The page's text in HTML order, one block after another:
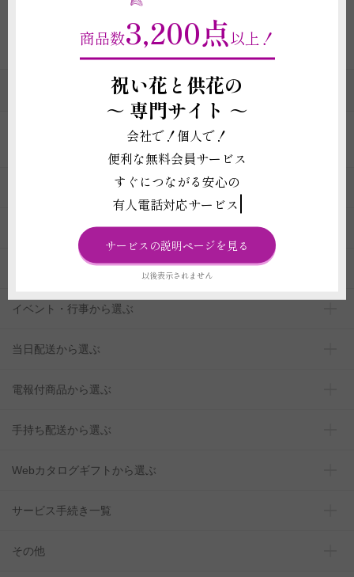
（旧）フラワーギフトのカテゴリの一覧
贈る目的から選ぶ
イベント・行事から選ぶ
当日配送から選ぶ
電報付商品から選ぶ
手持ち配送から選ぶ
Webカタログギフトから選ぶ
サービス手続き一覧
その他
商品数3,200点以上！
祝い花と供花の
～ 専門サイト ～
会社で！個人で！
便利な無料会員サービス
すぐにつながる安心の
有人電話対応サービス
サービスの説明ページを見る
以後表示されません